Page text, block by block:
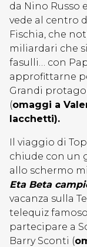
da Nino Russo
vede al centro
Fischia, che
miliardari che
fasulli… con
approfittarne
Grandi
(omaggi a
Iacchetti).
Il viaggio di
chiude con un
allo schermo
Eta Beta
vacanza sulla
telequiz
partecipare a
Barry Sconti (